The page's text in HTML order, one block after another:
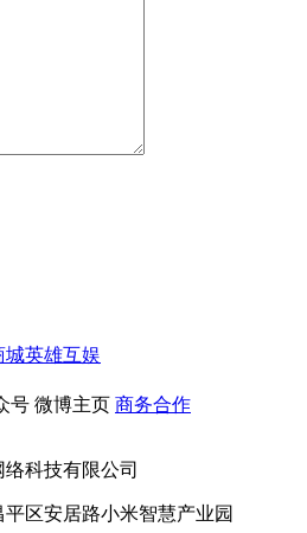
城英雄互娱
号 微博主页 商务合作
科技有限公司
区安居路小米智慧产业园